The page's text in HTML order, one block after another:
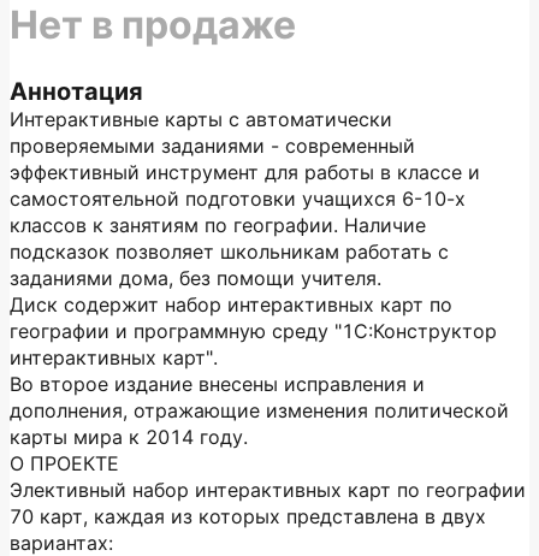
Аннотация
Интерактивные карты с автоматически
проверяемыми заданиями - современный
эффективный инструмент для работы в классе и
самостоятельной подготовки учащихся 6-10-х
классов к занятиям по географии. Наличие
подсказок позволяет школьникам работать с
заданиями дома, без помощи учителя.
Диск содержит набор интерактивных карт по
географии и программную среду "1С:Конструктор
интерактивных карт".
Во второе издание внесены исправления и
дополнения, отражающие изменения политической
карты мира к 2014 году.
О ПРОЕКТЕ
Элективный набор интерактивных карт по географии
70 карт, каждая из которых представлена в двух
вариантах:
Нет в продаже